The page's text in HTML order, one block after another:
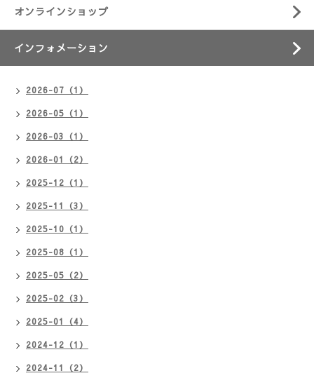
オンラインショップ
インフォメーション
2026-07（1）
2026-05（1）
2026-03（1）
2026-01（2）
2025-12（1）
2025-11（3）
2025-10（1）
2025-08（1）
2025-05（2）
2025-02（3）
2025-01（4）
2024-12（1）
2024-11（2）